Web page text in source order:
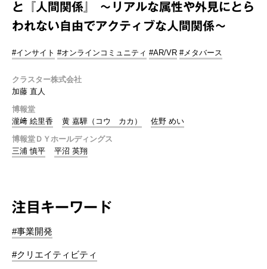
と『人間関係』 ～リアルな属性や外見にとら
われない自由でアクティブな人間関係～
#インサイト #オンラインコミュニティ #AR/VR #メタバース
クラスター株式会社
加藤 直人
博報堂
瀧﨑 絵里香
黄 嘉驊（コウ カカ）
佐野 めい
博報堂ＤＹホールディングス
三浦 慎平
平沼 英翔
注目キーワード
#事業開発
#クリエイティビティ